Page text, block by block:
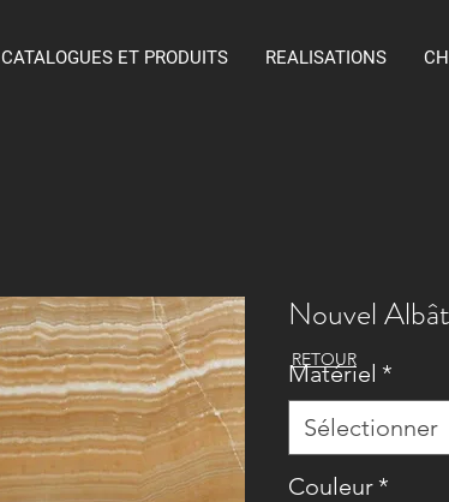
CATALOGUES ET PRODUITS REALISATIONS
Nouvel
Matériel *
Sélectionner
Couleur *
RETOUR